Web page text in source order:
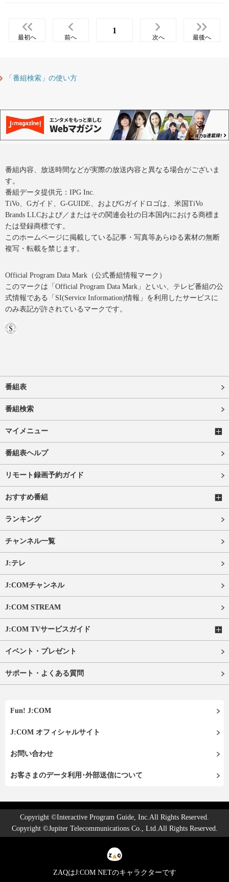
最初へ 前へ
1
次へ 最後へ
「番組検索」の使い方
番組内容、放送時間などが実際の放送内容と異なる場合がございま
す。
番組データ提供元：IPG Inc.
TiVo、Gガイド、G-GUIDE、およびGガイドロゴは、米国TiVo
Brands LLCおよび／またはその関連会社の日本国内における商標ま
たは登録商標です。
このホームページに掲載している記事・写真等あらゆる素材の無断
複写・転載を禁じます。
Official Program Data Mark（公式番組情報マーク）
このマークは「Official Program Data Mark」といい、テレビ番組の公
式情報である「SI(Service Information)情報」を利用したサービスに
のみ表記が許されているマークです。
番組表
番組検索
マイメニュー
番組表ヘルプ
リモート録画予約ガイド
おすすめ番組
ランキング
チャンネル一覧
J:テレ
J:COMチャンネル
J:COM STREAM
J:COM TVサービスガイド
イベント・プレゼント
サポート・よくある質問
Fun! J:COM
J:COM オフィシャルサイト
お問い合わせ
お客さまのデータ利用･外部送信について
Copyright ©Interactive Program Guide, Inc.All Rights Reserved.
Copyright ©Jupiter Telecommunications Co., Ltd.All Rights Reserved.
ZAQはJ:COM NETのキャラクターです